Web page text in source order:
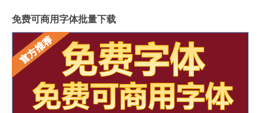
免费可商用字体批量下载